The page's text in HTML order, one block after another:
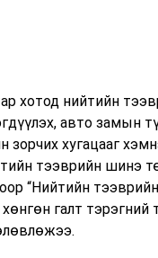
“Умардын урсгал”-
тал захиалсан гэж
хотод нийтийн
авто замын
зорчих хугацааг
тээврийн шинэ
“Нийтийн тээврийн
галт тэрэгний